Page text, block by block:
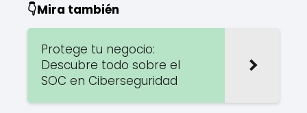
👇Mira también
Protege tu negocio:
Descubre todo sobre el
SOC en Ciberseguridad